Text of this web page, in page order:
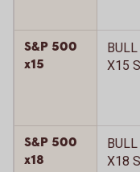
S&P 500
x15
X15
S&P 500
x18
X18